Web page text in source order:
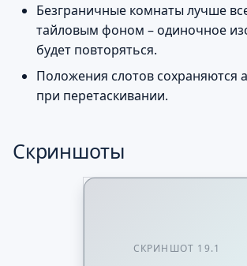
Безграничные комнаты лучше
тайловым фоном – одиночное
будет повторяться.
Положения слотов сохраняются
при перетаскивании.
Скриншоты
СКРИНШОТ 19.1